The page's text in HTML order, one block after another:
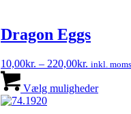
Dragon Eggs
10,00kr. – 220,00kr.
til
inkl. moms
Vælg mulighedervare